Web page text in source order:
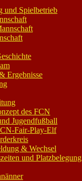
und Spielbetrieb
Ergebnisse
des FCN
Jugendfußball
Fair-Play-Elf
& Wechsel
und Platzbelegung